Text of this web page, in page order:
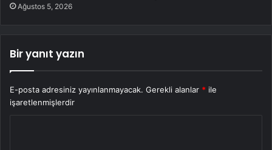
Ağustos 5, 2026
Bir yanıt yazın
E-posta adresiniz yayınlanmayacak. Gerekli alanlar * ile
işaretlenmişlerdir